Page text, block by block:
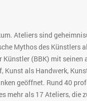
Ateliers sind
Mythos des Künstlers
(BBK) mit
als Handwerk,
geöffnet. Rund 40
mehr als 17 Ateliers, die